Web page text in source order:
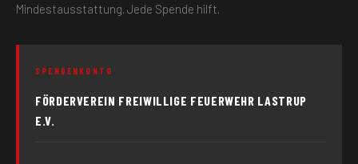
Mindestausstattung. Jede Spende hilft.
SPENDENKONTO
FÖRDERVEREIN FREIWILLIGE FEUERWEHR LASTRUP
E.V.